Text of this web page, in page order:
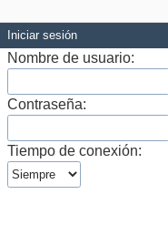
Iniciar sesión
Nombre de usuario:
Contraseña:
Tiempo de conexión: